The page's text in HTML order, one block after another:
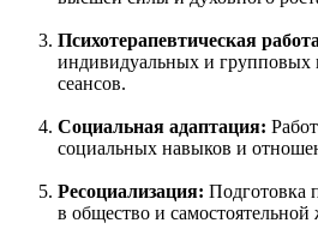
Психотерапевтическая
индивидуальных и групповых
сеансов.
Социальная адаптация:
социальных навыков и
Ресоциализация: Подготовка
в общество и самостоятельной